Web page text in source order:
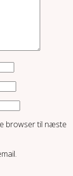
browser til næste